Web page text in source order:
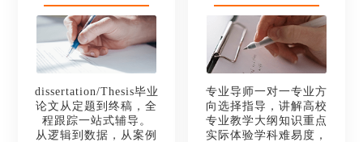
dissertation/Thesis毕业
论文从定题到终稿，全
程跟踪一站式辅导。
从逻辑到数据，从案例
专业导师一对一专业方
向选择指导，讲解高校
专业教学大纲知识重点
实际体验学科难易度，